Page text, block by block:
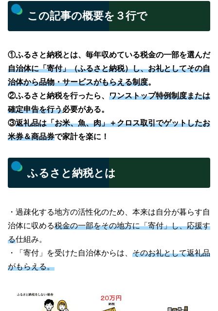
この記事の概要を３行で
①ふるさと納税とは、毎年収めている税金の一部を選んだ
自治体に「寄付」（ふるさと納税）し、お礼としてその自
治体から品物・サービスがもらえる制度。
②ふるさと納税を行ったら、 ワンストップ特例制度または
確定申告を行う必要がある。
③返礼品は「お米、魚、肉」＋クロス取引でゲットしたお
米券＆商品券で家計を楽に！
ふるさと納税とは
・過疎化する地方の活性化のため、本来は自分が暮らす自
治体に収める税金の一部をその地方に「寄付」し、応援す
る仕組み。
・「寄付」を受けた自治体からは、 そのお礼として返礼品
がもらえる。